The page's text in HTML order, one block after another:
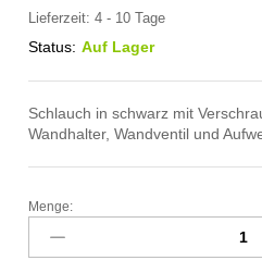
Lieferzeit:4 - 10 Tage
Status: Auf Lager
Schlauch in schwarz mit
Wandhalter, Wandventil und
spa
Kneipp'sche
Garnitur
Menge: